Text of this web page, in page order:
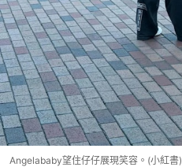
Angelababy望住仔仔展現笑容。(小紅書)